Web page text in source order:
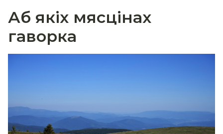
Аб якіх мясцінах
гаворка